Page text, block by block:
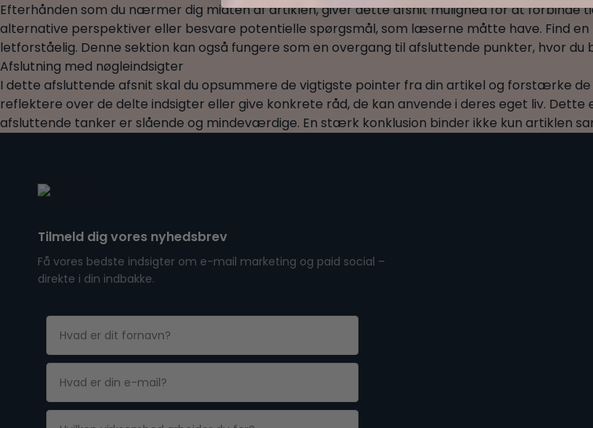
Efterhånden som du nærmer dig midten af artiklen, giver dette afsnit mulighed for at
alternative perspektiver eller besvare potentielle spørgsmål, som læserne måtte have. Find
letforståelig. Denne sektion kan også fungere som en overgang til afsluttende punkter, hvor
Afslutning med nøgleindsigter
I dette afsluttende afsnit skal du opsummere de vigtigste pointer fra din artikel og forstærke
reflektere over de delte indsigter eller give konkrete råd, de kan anvende i deres eget liv.
afsluttende tanker er slående og mindeværdige. En stærk konklusion binder ikke kun artiklen
Tilmeld dig vores nyhedsbrev
Få vores bedste indsigter om e-mail marketing og paid social –
direkte i din indbakke.